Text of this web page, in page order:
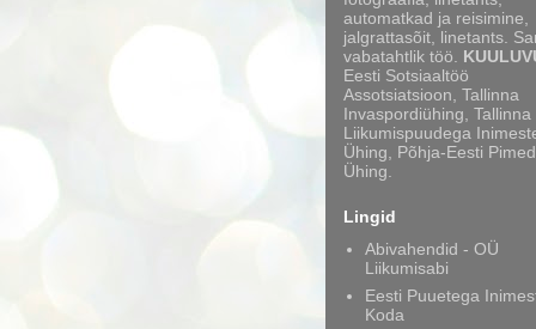
automatkad ja reisimine,
jalgrattasõit, linetants.
vabatahtlik töö.
Eesti Sotsiaaltöö
Assotsiatsioon, Tallinna
Invaspordiühing, Tallinna
Liikumispuudega
Ühing, Põhja-Eesti
Ühing.
Lingid
Abivahendid - OÜ
Liikumisabi
Eesti Puuetega
Koda